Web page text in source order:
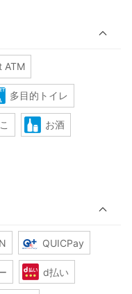
ATM
多目的トイレ
お酒
QUICPay
d払い